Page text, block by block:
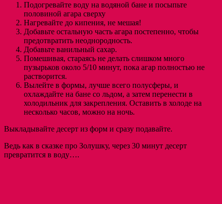
Подогревайте воду на водяной бане и посыпьте
половиной агара сверху
Нагревайте до кипения, не мешая!
Добавьте остальную часть агара постепенно, чтобы
предотвратить неоднородность.
Добавьте ванильный сахар.
Помешивая, стараясь не делать слишком много
пузырьков около 5/10 минут, пока агар полностью не
растворится.
Вылейте в формы, лучше всего полусферы, и
охлаждайте на бане со льдом, а затем перенести в
холодильник для закрепления. Оставить в холоде на
несколько часов, можно на ночь.
Выкладывайте десерт из форм и сразу подавайте.
Ведь как в сказке про Золушку, через 30 минут десерт
превратится в воду….